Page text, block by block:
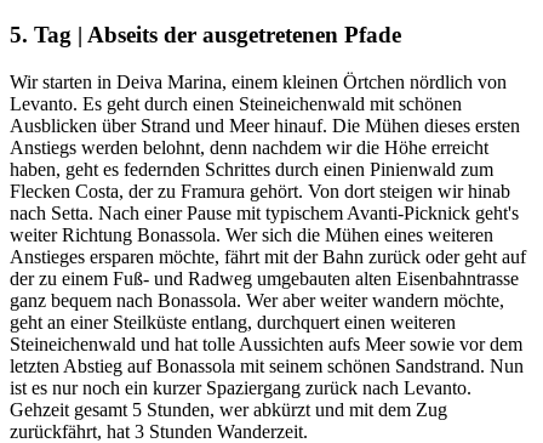
5. Tag | Abseits der ausgetretenen Pfade
Wir starten in Deiva Marina, einem kleinen Örtchen nördlich von
Levanto. Es geht durch einen Steineichenwald mit schönen
Ausblicken über Strand und Meer hinauf. Die Mühen dieses ersten
Anstiegs werden belohnt, denn nachdem wir die Höhe erreicht
haben, geht es federnden Schrittes durch einen Pinienwald zum
Flecken Costa, der zu Framura gehört. Von dort steigen wir hinab
nach Setta. Nach einer Pause mit typischem Avanti-Picknick geht's
weiter Richtung Bonassola. Wer sich die Mühen eines weiteren
Anstieges ersparen möchte, fährt mit der Bahn zurück oder geht auf
der zu einem Fuß- und Radweg umgebauten alten Eisenbahntrasse
ganz bequem nach Bonassola. Wer aber weiter wandern möchte,
geht an einer Steilküste entlang, durchquert einen weiteren
Steineichenwald und hat tolle Aussichten aufs Meer sowie vor dem
letzten Abstieg auf Bonassola mit seinem schönen Sandstrand. Nun
ist es nur noch ein kurzer Spaziergang zurück nach Levanto.
Gehzeit gesamt 5 Stunden, wer abkürzt und mit dem Zug
zurückfährt, hat 3 Stunden Wanderzeit.